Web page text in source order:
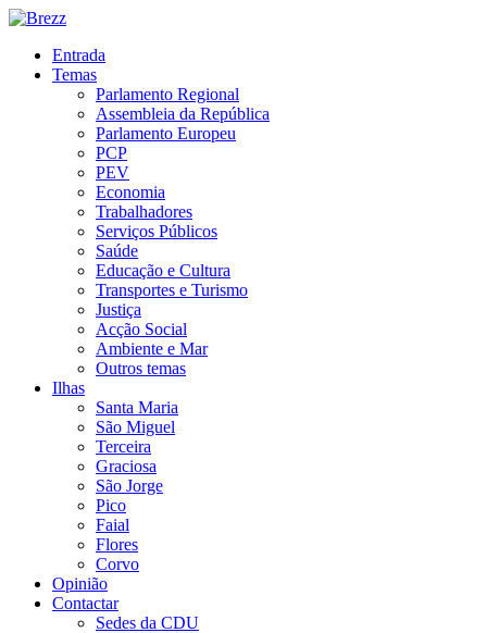
Entrada
Temas
Parlamento Regional
Assembleia da República
Parlamento Europeu
PCP
PEV
Economia
Trabalhadores
Serviços Públicos
Saúde
Educação e Cultura
Transportes e Turismo
Justiça
Acção Social
Ambiente e Mar
Outros temas
Ilhas
Santa Maria
São Miguel
Terceira
Graciosa
São Jorge
Pico
Faial
Flores
Corvo
Opinião
Contactar
Sedes da CDU